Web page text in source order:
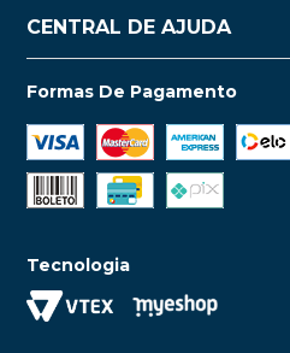
CENTRAL DE AJUDA
Formas De Pagamento
Tecnologia